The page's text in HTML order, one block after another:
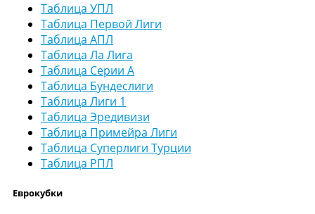
Таблица УПЛ
Таблица Первой Лиги
Таблица АПЛ
Таблица Ла Лига
Таблица Серии А
Таблица Бундеслиги
Таблица Лиги 1
Таблица Эредивизи
Таблица Примейра Лиги
Таблица Суперлиги Турции
Таблица РПЛ
Еврокубки